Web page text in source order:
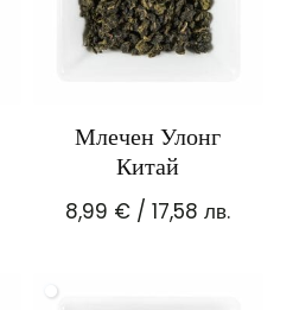
Млечен Улонг
Китай
8,99 € / 17,58 лв.